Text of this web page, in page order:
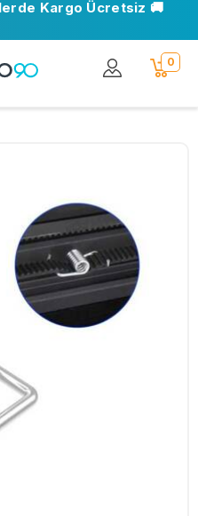
Kargo Ücretsiz 🚚
0